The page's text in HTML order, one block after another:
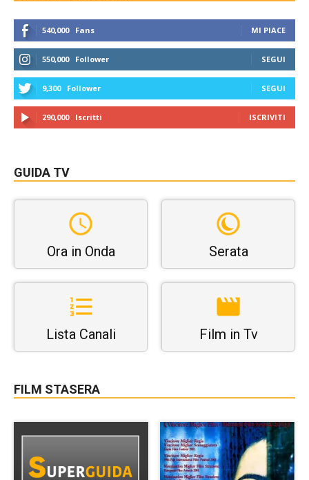
540,000 Fans MI PIACE
550,000 Follower SEGUI
9,300 Follower SEGUI
290,000 Iscritti ISCRIVITI
GUIDA TV
Ora in Onda Serata
Lista Canali Film in Tv
FILM STASERA